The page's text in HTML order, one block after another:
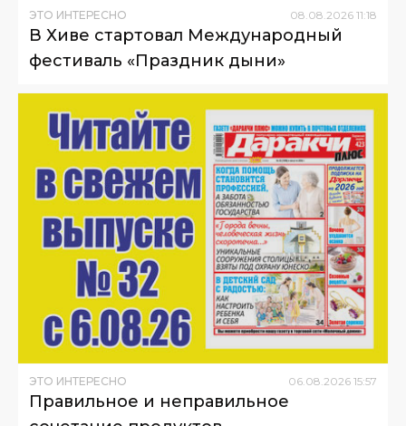
ЭТО ИНТЕРЕСНО 08.08.2026 11:18
В Хиве стартовал Международный
фестиваль «Праздник дыни»
ЭТО ИНТЕРЕСНО 06.08.2026 15:57
Правильное и неправильное